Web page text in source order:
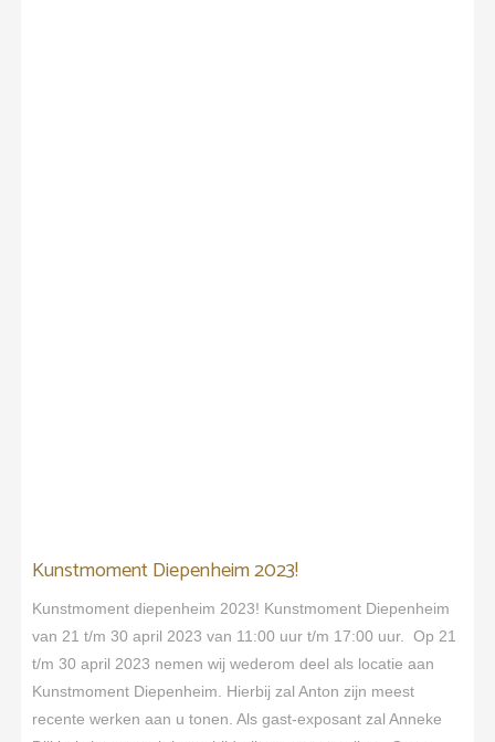
Kunstmoment Diepenheim 2023!
Kunstmoment diepenheim 2023! Kunstmoment Diepenheim
van 21 t/m 30 april 2023 van 11:00 uur t/m 17:00 uur. Op 21
t/m 30 april 2023 nemen wij wederom deel als locatie aan
Kunstmoment Diepenheim. Hierbij zal Anton zijn meest
recente werken aan u tonen. Als gast-exposant zal Anneke